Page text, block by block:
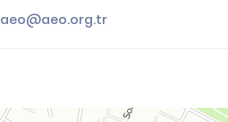
aeo@aeo.org.tr